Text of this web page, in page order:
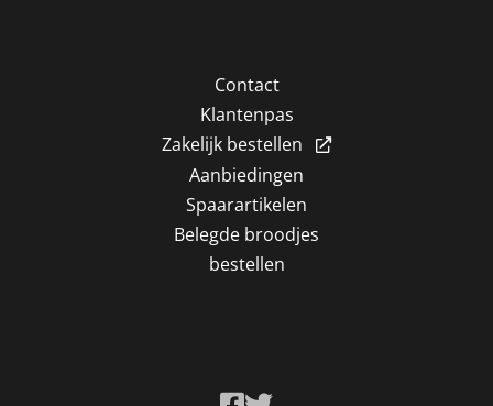
Contact
Klantenpas
Zakelijk bestellen
Aanbiedingen
Spaarartikelen
Belegde broodjes
bestellen